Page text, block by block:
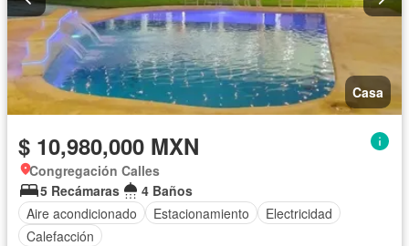
Casa
$ 10,980,000 MXN
Congregación Calles
5 Recámaras
4 Baños
Aire acondicionado
Estacionamiento
Electricidad
Calefacción